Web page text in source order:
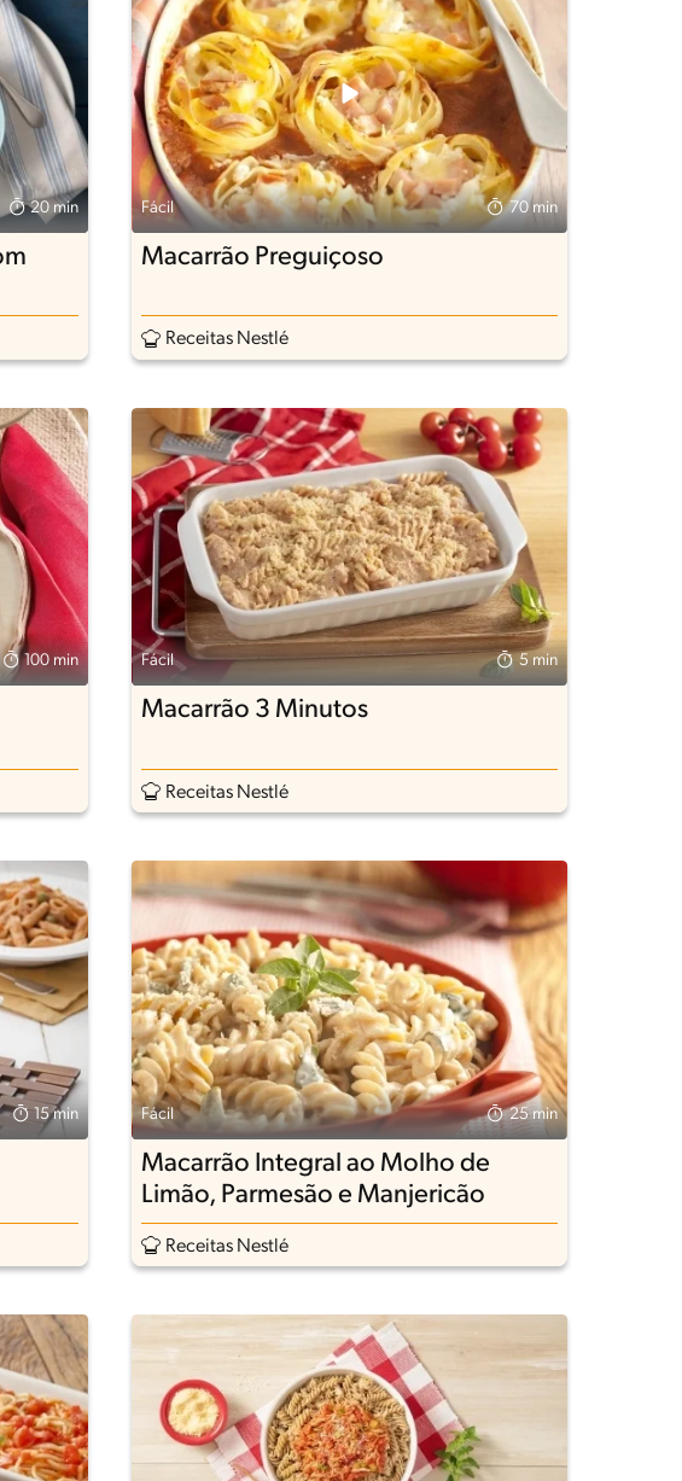
20 min Fácil 70 min
Macarrão Preguiçoso
Receitas Nestlé
100 min Fácil 5 min
Macarrão 3 Minutos
Receitas Nestlé
15 min Fácil 25 min
Macarrão Integral ao Molho de
Limão, Parmesão e Manjericão
Receitas Nestlé